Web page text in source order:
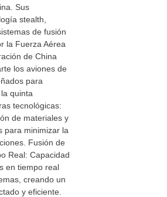
Sus
stealth,
de fusión
la Fuerza Aérea
de China
los aviones de
para
quinta
tecnológicas:
de materiales y
para minimizar la
Fusión de
Real: Capacidad
en tiempo real
creando un
y eficiente.